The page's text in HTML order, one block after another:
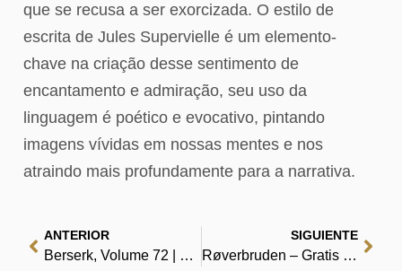
que se recusa a ser exorcizada. O estilo de
escrita de Jules Supervielle é um elemento-
chave na criação desse sentimento de
encantamento e admiração, seu uso da
linguagem é poético e evocativo, pintando
imagens vívidas em nossas mentes e nos
atraindo mais profundamente para a narrativa.
ANTERIOR
Berserk, Volume 72 | Leia PDFs em Qualquer Lugar
SIGUIENTE
Røverbruden – Gratis for alle aldre